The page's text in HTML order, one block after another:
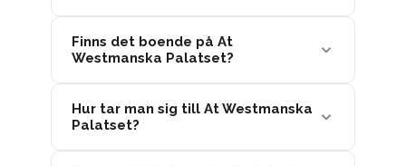
Finns det boende på At
Westmanska Palatset?
Hur tar man sig till At Westmanska
Palatset?